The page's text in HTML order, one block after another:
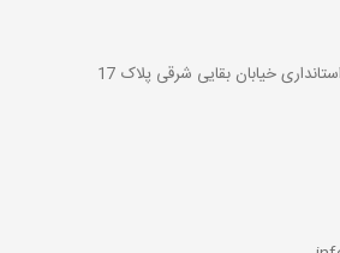
خیابان بقایی شرقی پلاک 17